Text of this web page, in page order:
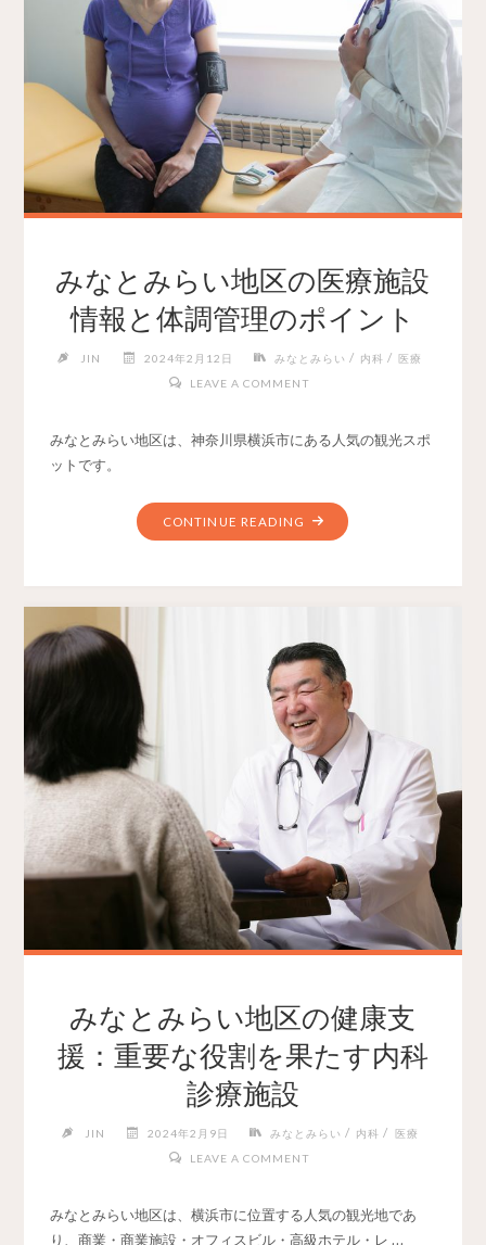
みなとみらい地区の医療施設
情報と体調管理のポイント
JIN 2024年2月12日 みなとみらい / 内科 /
医療
LEAVE A COMMENT
みなとみらい地区は、神奈川県横浜市にある人気の観光スポ
ットです。
CONTINUE READING
みなとみらい地区の健康支
援：重要な役割を果たす内科
診療施設
JIN 2024年2月9日 みなとみらい / 内科 /
医療
LEAVE A COMMENT
みなとみらい地区は、横浜市に位置する人気の観光地であ
り、商業・商業施設・オフィスビル・高級ホテル・レ …